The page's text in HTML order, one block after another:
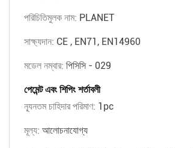
পরিচিতিমুলক নাম: PLANET
সাক্ষ্যদান: CE , EN71, EN14960
মডেল নম্বার: পিসিসি - 029
পেমেন্ট এবং শিপিং শর্তাবলী
ন্যূনতম চাহিদার পরিমাণ: 1pc
মূল্য: আলোচনাযোগ্য